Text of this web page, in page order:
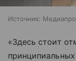
Источник:
«Здесь стоит